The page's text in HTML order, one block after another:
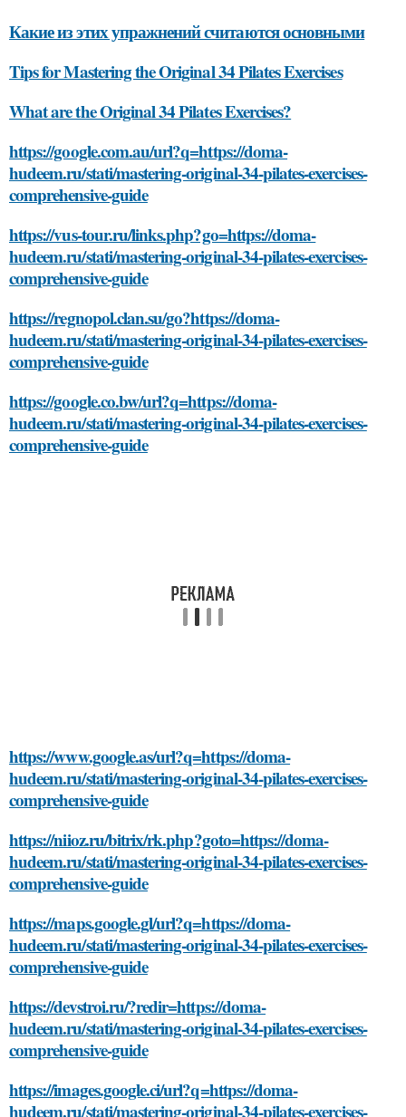
Какие из этих упражнений считаются основными
Tips for Mastering the Original 34 Pilates Exercises
What are the Original 34 Pilates Exercises?
https://google.com.au/url?q=https://doma-
hudeem.ru/stati/mastering-original-34-pilates-exercises-
comprehensive-guide
https://vus-tour.ru/links.php?go=https://doma-
hudeem.ru/stati/mastering-original-34-pilates-exercises-
comprehensive-guide
https://regnopol.clan.su/go?https://doma-
hudeem.ru/stati/mastering-original-34-pilates-exercises-
comprehensive-guide
https://google.co.bw/url?q=https://doma-
hudeem.ru/stati/mastering-original-34-pilates-exercises-
comprehensive-guide
https://www.google.as/url?q=https://doma-
hudeem.ru/stati/mastering-original-34-pilates-exercises-
comprehensive-guide
https://niioz.ru/bitrix/rk.php?goto=https://doma-
hudeem.ru/stati/mastering-original-34-pilates-exercises-
comprehensive-guide
https://maps.google.gl/url?q=https://doma-
hudeem.ru/stati/mastering-original-34-pilates-exercises-
comprehensive-guide
https://devstroi.ru/?redir=https://doma-
hudeem.ru/stati/mastering-original-34-pilates-exercises-
comprehensive-guide
https://images.google.ci/url?q=https://doma-
hudeem.ru/stati/mastering-original-34-pilates-exercises-